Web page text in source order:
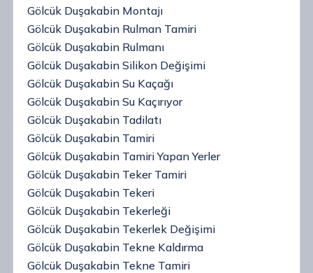
Gölcük Duşakabin Montajı
Gölcük Duşakabin Rulman Tamiri
Gölcük Duşakabin Rulmanı
Gölcük Duşakabin Silikon Değişimi
Gölcük Duşakabin Su Kaçağı
Gölcük Duşakabin Su Kaçırıyor
Gölcük Duşakabin Tadilatı
Gölcük Duşakabin Tamiri
Gölcük Duşakabin Tamiri Yapan Yerler
Gölcük Duşakabin Teker Tamiri
Gölcük Duşakabin Tekeri
Gölcük Duşakabin Tekerleği
Gölcük Duşakabin Tekerlek Değişimi
Gölcük Duşakabin Tekne Kaldırma
Gölcük Duşakabin Tekne Tamiri